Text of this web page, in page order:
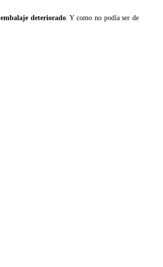
embalaje deteriorado. Y como no podía ser de